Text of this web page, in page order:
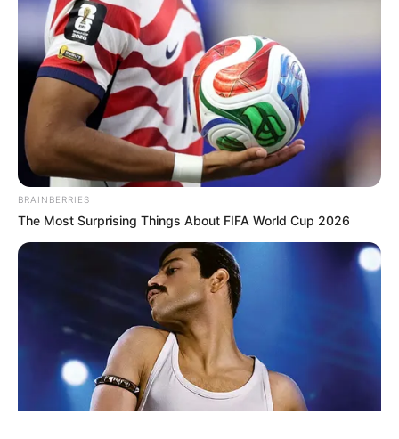
ΤΑΥΤΟΤΗΤΑ ΚΑΙ ΕΠΙΚΟΙΝΩΝΙΑ
© 2025 EVIANEWS του Γιώργου Κουτσελίνη
BRAINBERRIES
The Most Surprising Things About FIFA World Cup 2026